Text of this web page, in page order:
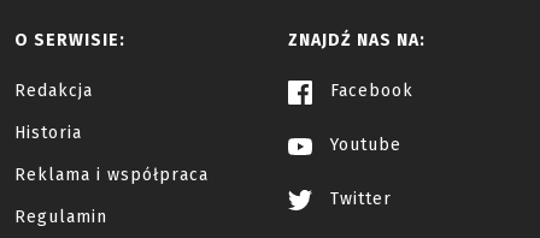
O SERWISIE:
Redakcja
Historia
Reklama i współpraca
Regulamin
ZNAJDŹ NAS NA:
Facebook
Youtube
Twitter